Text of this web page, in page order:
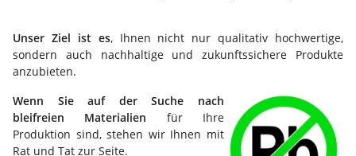
Unser Ziel ist es, Ihnen nicht nur qualitativ hochwertige,
sondern auch nachhaltige und zukunftssichere Produkte
anzubieten.
Wenn Sie auf der Suche nach
bleifreien Materialien für Ihre
Produktion sind, stehen wir Ihnen mit
Rat und Tat zur Seite.